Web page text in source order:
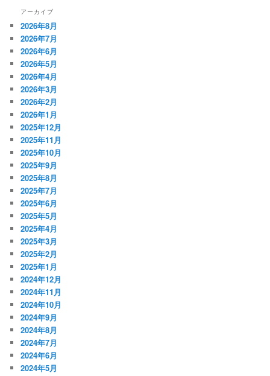
アーカイブ
2026年8月
2026年7月
2026年6月
2026年5月
2026年4月
2026年3月
2026年2月
2026年1月
2025年12月
2025年11月
2025年10月
2025年9月
2025年8月
2025年7月
2025年6月
2025年5月
2025年4月
2025年3月
2025年2月
2025年1月
2024年12月
2024年11月
2024年10月
2024年9月
2024年8月
2024年7月
2024年6月
2024年5月